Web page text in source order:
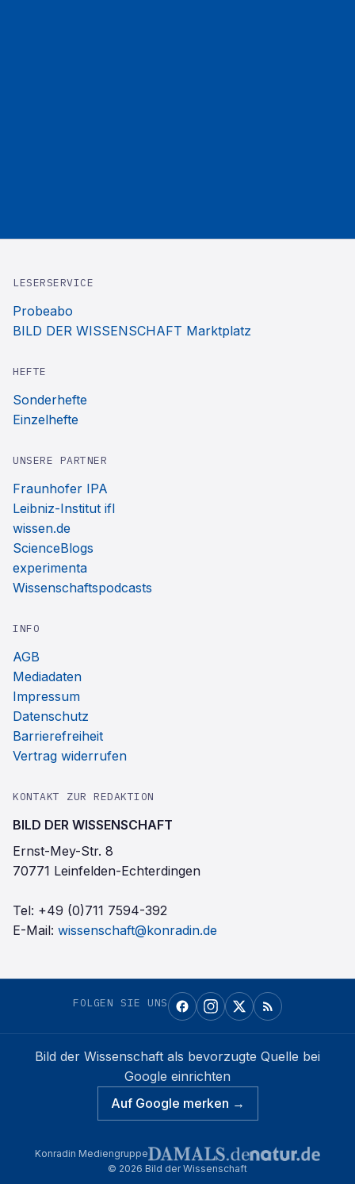
LESERSERVICE
Probeabo
BILD DER WISSENSCHAFT Marktplatz
HEFTE
Sonderhefte
Einzelhefte
UNSERE PARTNER
Fraunhofer IPA
Leibniz-Institut ifl
wissen.de
ScienceBlogs
experimenta
Wissenschaftspodcasts
INFO
AGB
Mediadaten
Impressum
Datenschutz
Barrierefreiheit
Vertrag widerrufen
KONTAKT ZUR REDAKTION
BILD DER WISSENSCHAFT
Ernst-Mey-Str. 8
70771 Leinfelden-Echterdingen
Tel: +49 (0)711 7594-392
E-Mail: wissenschaft@konradin.de
FOLGEN SIE UNS
Bild der Wissenschaft als bevorzugte Quelle bei
Google einrichten
Auf Google merken →
Konradin Mediengruppe
© 2026 Bild der Wissenschaft